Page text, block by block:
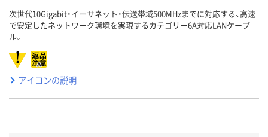
次世代10Gigabit・イーサネット・伝送帯域500MHzまでに対応する、高速
で安定したネットワーク環境を実現するカテゴリー6A対応LANケーブ
ル。
アイコンの説明